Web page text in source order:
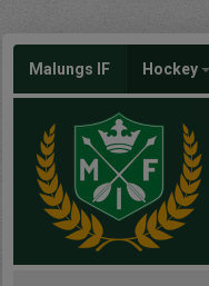
Malungs IF Hockey